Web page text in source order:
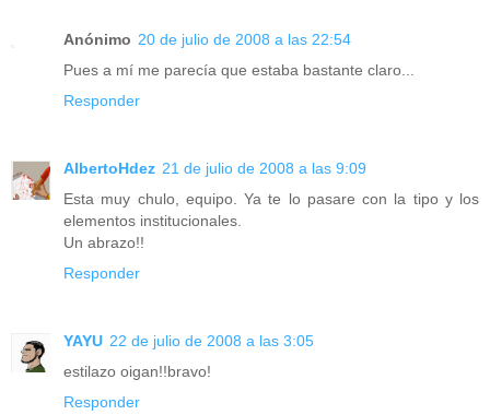
Anónimo 20 de julio de 2008 a las 22:54
Pues a mí me parecía que estaba bastante claro...
Responder
AlbertoHdez 21 de julio de 2008 a las 9:09
Esta muy chulo, equipo. Ya te lo pasare con la tipo y los
elementos institucionales.
Un abrazo!!
Responder
YAYU 22 de julio de 2008 a las 3:05
estilazo oigan!!bravo!
Responder